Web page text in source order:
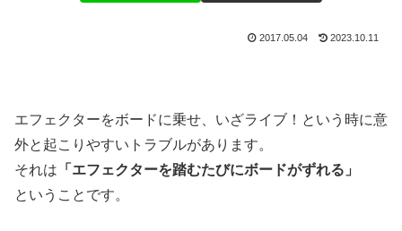
2017.05.04 2023.10.11
エフェクターをボードに乗せ、いざライブ！という時に意
外と起こりやすいトラブルがあります。
それは 「エフェクターを踏むたびにボードがずれる」
ということです。